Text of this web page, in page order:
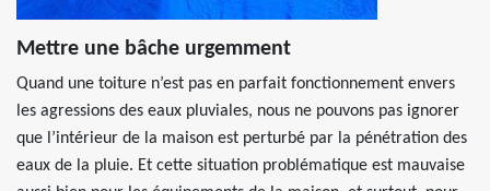
Mettre une bâche urgemment
Quand une toiture n’est pas en parfait fonctionnement envers
les agressions des eaux pluviales, nous ne pouvons pas ignorer
que l’intérieur de la maison est perturbé par la pénétration des
eaux de la pluie. Et cette situation problématique est mauvaise